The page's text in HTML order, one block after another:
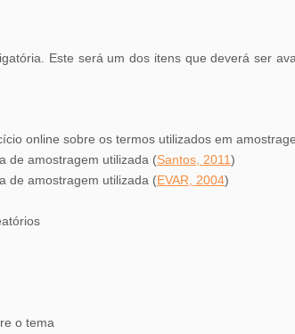
Este será um dos itens que deverá ser
online sobre os termos utilizados em
de amostragem utilizada (Santos, 2011)
de amostragem utilizada (EVAR, 2004)
o tema